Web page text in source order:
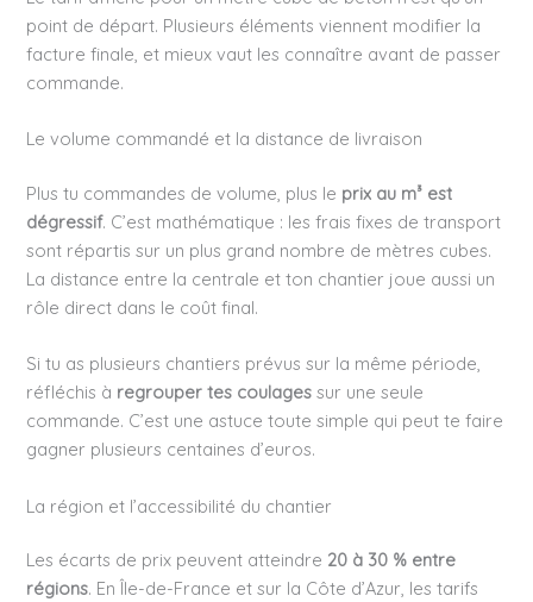
point de départ. Plusieurs éléments viennent modifier la
facture finale, et mieux vaut les connaître avant de passer
commande.
Le volume commandé et la distance de livraison
Plus tu commandes de volume, plus le prix au m³ est
dégressif. C’est mathématique : les frais fixes de transport
sont répartis sur un plus grand nombre de mètres cubes.
La distance entre la centrale et ton chantier joue aussi un
rôle direct dans le coût final.
Si tu as plusieurs chantiers prévus sur la même période,
réfléchis à regrouper tes coulages sur une seule
commande. C’est une astuce toute simple qui peut te faire
gagner plusieurs centaines d’euros.
La région et l’accessibilité du chantier
Les écarts de prix peuvent atteindre 20 à 30 % entre
régions. En Île-de-France et sur la Côte d’Azur, les tarifs